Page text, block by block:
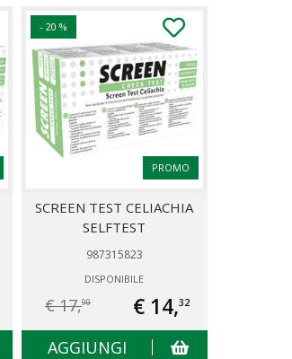
- 20 %
PROMO
SCREEN TEST CELIACHIA
SELFTEST
987315823
DISPONIBILE
€ 17,90 € 14,32
AGGIUNGI